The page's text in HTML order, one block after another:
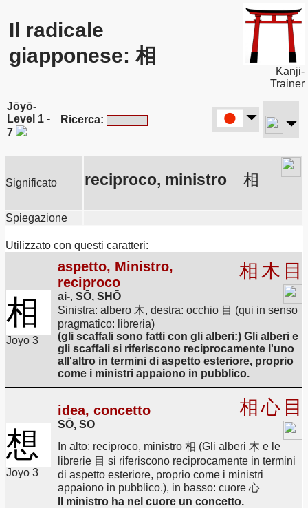
Il radicale
giapponese: 相
Kanji-
Trainer
Jōyō-
Level 1 -
7
Ricerca:
Significato reciproco, ministro 相
Spiegazione
Utilizzato con questi caratteri:
相
Joyo 3
aspetto, Ministro,
reciproco
ai-, SŌ, SHŌ
相木 目
Sinistra: albero 木, destra: occhio 目 (qui in senso
pragmatico: libreria)
(gli scaffali sono fatti con gli alberi:) Gli alberi e
gli scaffali si riferiscono reciprocamente l'uno
all'altro in termini di aspetto esteriore, proprio
come i ministri appaiono in pubblico.
想
Joyo 3
idea, concetto
SŌ, SO
相心 目
In alto: reciproco, ministro 相 (Gli alberi 木 e le
librerie 目 si riferiscono reciprocamente in termini
di aspetto esteriore, proprio come i ministri
appaiono in pubblico.), in basso: cuore 心
Il ministro ha nel cuore un concetto.